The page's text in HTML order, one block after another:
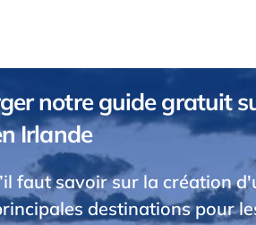
notre guide gratuit
Irlande
faut savoir sur la création
destinations pour